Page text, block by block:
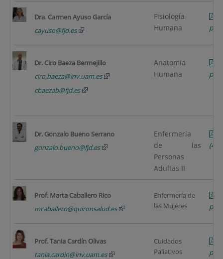
Dra. Carmen Ayuso García
cayuso@fjd.es
Fisiología
Humana
Dr. Ciro Baeza Bermejillo
ciro.baeza@inv.uam.es
cbaezab@fjd.es
Anatomía
Humana
Dr. Gonzalo Bueno Serrano
gonzalo.bueno@fjd.es
Enfermería
de las
Personas
Adultas II
(4
Prof. Marta Caballero Rico
mcaballero@quironsalud.es
Enfermería de
las Mujeres
Prof. Tania Cardín Olivas
tania.cardin@inv.uam.es
Cuidados
Paliativos